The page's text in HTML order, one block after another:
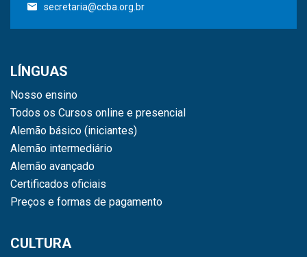
secretaria@ccba.org.br
LÍNGUAS
Nosso ensino
Todos os Cursos online e presencial
Alemão básico (iniciantes)
Alemão intermediário
Alemão avançado
Certificados oficiais
Preços e formas de pagamento
CULTURA